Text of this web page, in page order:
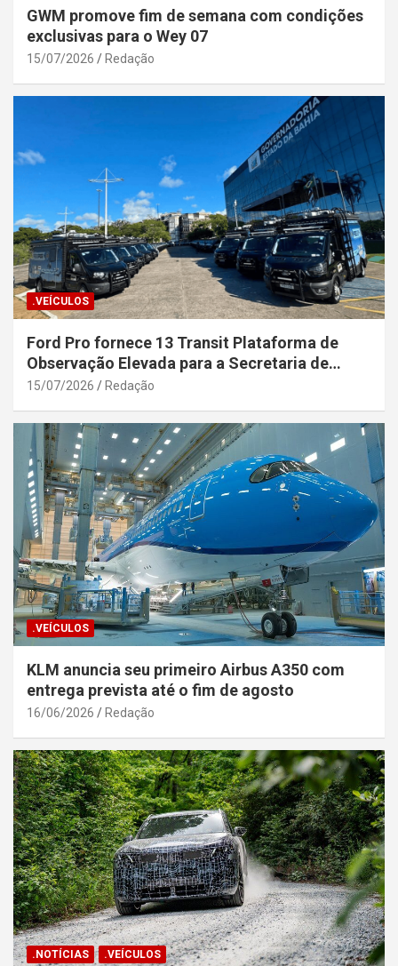
GWM promove fim de semana com condições
exclusivas para o Wey 07
15/07/2026 Redação
.VEÍCULOS
Ford Pro fornece 13 Transit Plataforma de
Observação Elevada para a Secretaria de
Segurança Pública da Bahia
15/07/2026 Redação
.VEÍCULOS
KLM anuncia seu primeiro Airbus A350 com
entrega prevista até o fim de agosto
16/06/2026 Redação
.NOTÍCIAS .VEÍCULOS